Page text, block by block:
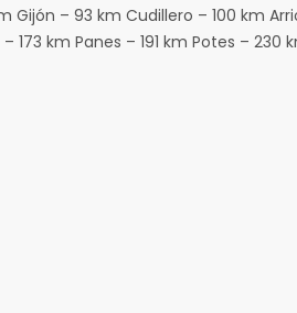
Gijón – 93 km Cudillero – 100 km
173 km Panes – 191 km Potes – 230